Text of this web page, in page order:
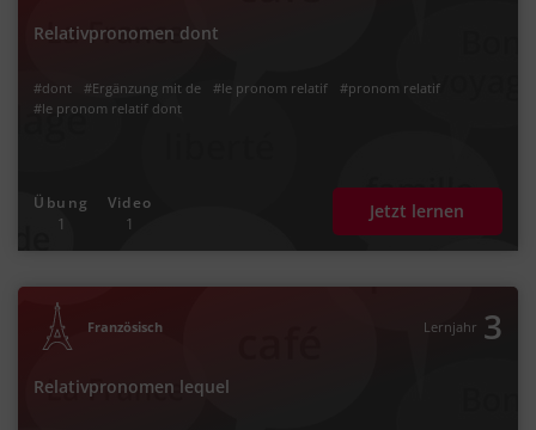
Relativpronomen dont
#dont #Ergänzung mit de #le pronom relatif
#pronom relatif
#le pronom relatif dont
Übung
1
Video
1
Jetzt lernen
Französisch Lernjahr 3
Relativpronomen lequel